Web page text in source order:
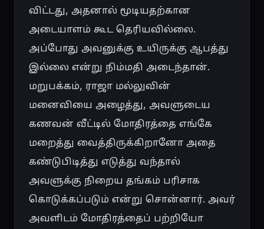
விட்டது, அதனால் மூடியதற்கான
அடையாளம் கூட தெரியவில்லை.
அப்போது அவனுக்கு உயிருக்கு ஆபத்து
இல்லை என்று நிம்மதி அடைந்தான்.
மறுபக்கம், ராஜா மல்லுவின்
மனைவியை அழைத்து, அவளுடைய
கணவன் வீட்டில் மோதிரத்தை எங்கே
மறைத்து வைத்திருக்கிறானோ அதை
கண்டுபிடித்து எடுத்து வந்தால்
அவளுக்கு நிறைய தங்கம் பரிசாக
கொடுக்கப்படும் என்று சொன்னார். அவர்
அவளிடம் மோதிரத்தைப் பற்றியோ